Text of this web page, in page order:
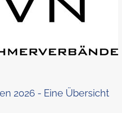
2026 - Eine Übersicht